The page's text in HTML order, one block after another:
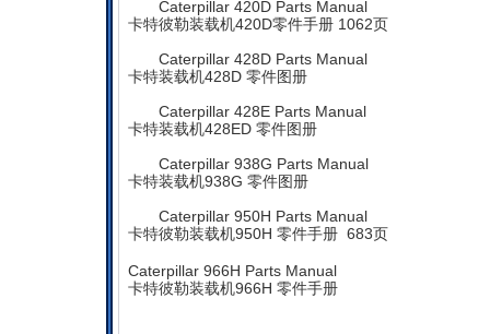
Caterpillar 420D Parts Manual
卡特彼勒装载机420D零件手册 1062页
Caterpillar 428D Parts Manual
卡特装载机428D 零件图册
Caterpillar 428E Parts Manual
卡特装载机428ED 零件图册
Caterpillar 938G Parts Manual
卡特装载机938G 零件图册
Caterpillar 950H Parts Manual
卡特彼勒装载机950H 零件手册 683页
Caterpillar 966H Parts Manual
卡特彼勒装载机966H 零件手册